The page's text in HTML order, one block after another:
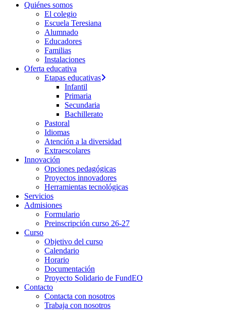
Quiénes somos
El colegio
Escuela Teresiana
Alumnado
Educadores
Familias
Instalaciones
Oferta educativa
Etapas educativas
Infantil
Primaria
Secundaria
Bachillerato
Pastoral
Idiomas
Atención a la diversidad
Extraescolares
Innovación
Opciones pedagógicas
Proyectos innovadores
Herramientas tecnológicas
Servicios
Admisiones
Formulario
Preinscripción curso 26-27
Curso
Objetivo del curso
Calendario
Horario
Documentación
Proyecto Solidario de FundEO
Contacto
Contacta con nosotros
Trabaja con nosotros